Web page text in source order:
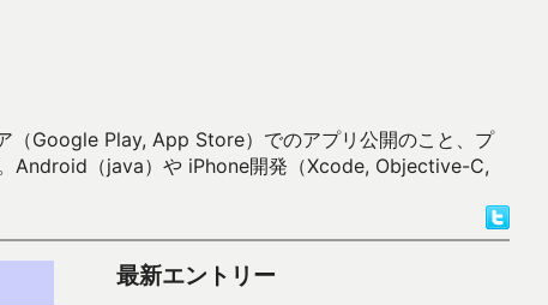
（Google Play, App Store）でのアプリ公開のこと、プ
Android（java）や iPhone開発（Xcode, Objective-C,
最新エントリー